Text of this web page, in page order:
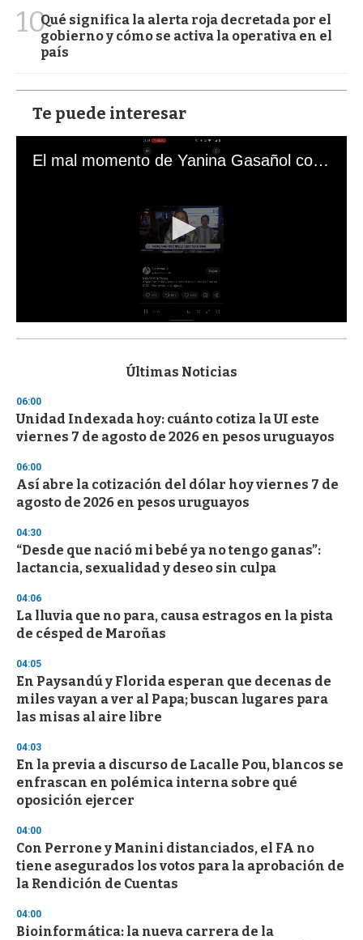
10Qué significa la alerta roja decretada por el
gobierno y cómo se activa la operativa en el
país
Te puede interesar
El mal momento de Yanina Gasañol con un hincha argentino en "Subrayado"
s
d
s
o
f
3
s
c
n
d
s
Últimas Noticias
06:00
Unidad Indexada hoy: cuánto cotiza la UI este
viernes 7 de agosto de 2026 en pesos uruguayos
06:00
Así abre la cotización del dólar hoy viernes 7 de
agosto de 2026 en pesos uruguayos
04:30
“Desde que nació mi bebé ya no tengo ganas”:
lactancia, sexualidad y deseo sin culpa
04:06
La lluvia que no para, causa estragos en la pista
de césped de Maroñas
04:05
En Paysandú y Florida esperan que decenas de
miles vayan a ver al Papa; buscan lugares para
las misas al aire libre
04:03
En la previa a discurso de Lacalle Pou, blancos se
enfrascan en polémica interna sobre qué
oposición ejercer
04:00
Con Perrone y Manini distanciados, el FA no
tiene asegurados los votos para la aprobación de
la Rendición de Cuentas
04:00
Bioinformática: la nueva carrera de la